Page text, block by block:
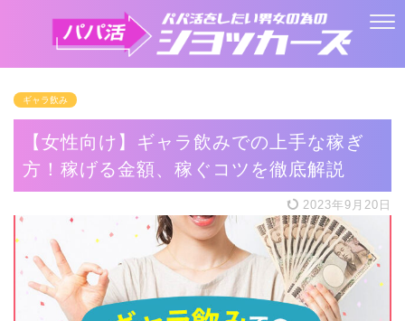
ギャラ飲み
【女性向け】ギャラ飲みでの上手な稼ぎ
方！稼げる金額、稼ぐコツを徹底解説
2023年9月20日